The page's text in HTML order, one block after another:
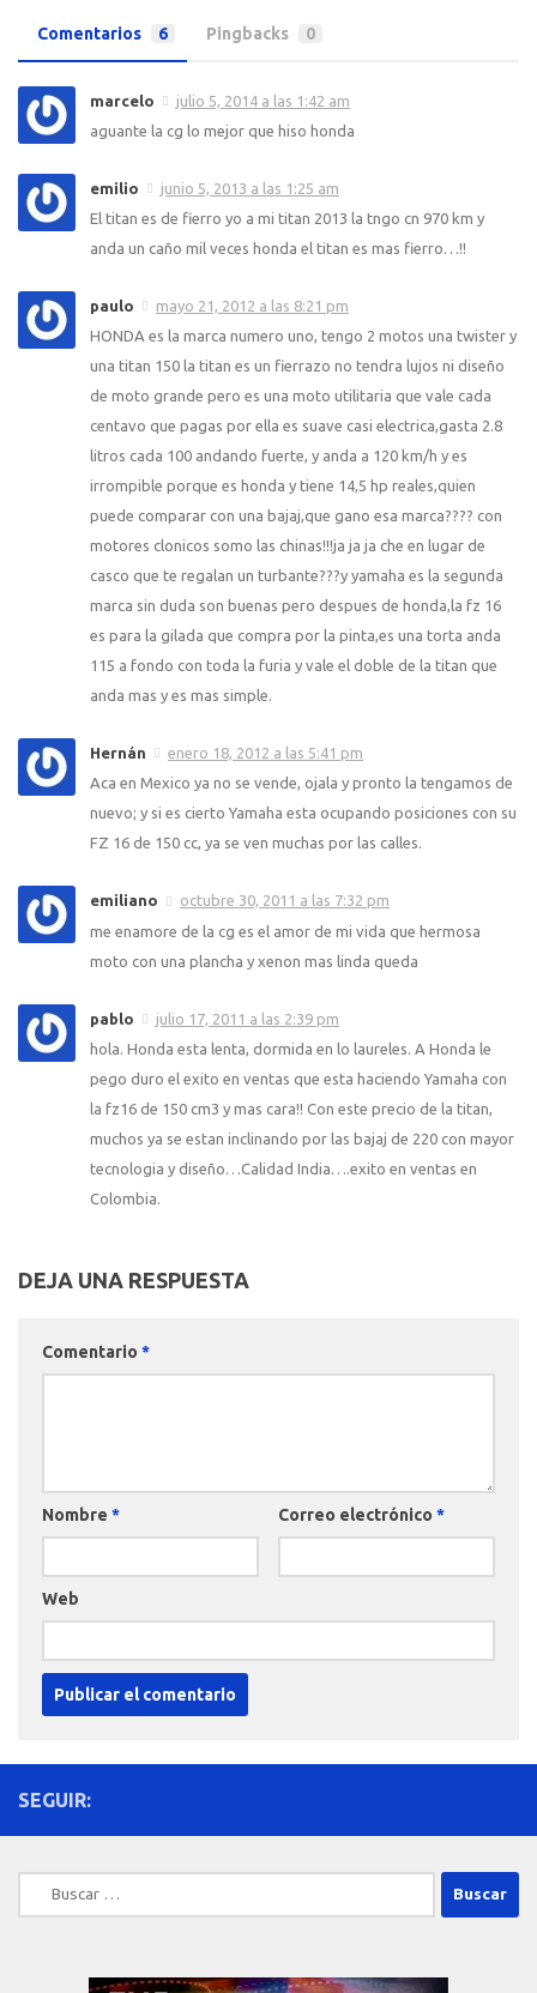
Comentarios 6 Pingbacks 0
marcelo
julio 5, 2014 a las 1:42 am
aguante la cg lo mejor que hiso honda
emilio
junio 5, 2013 a las 1:25 am
El titan es de fierro yo a mi titan 2013 la tngo cn 970 km y
anda un caño mil veces honda el titan es mas fierro…!!
paulo
mayo 21, 2012 a las 8:21 pm
HONDA es la marca numero uno, tengo 2 motos una twister y
una titan 150 la titan es un fierrazo no tendra lujos ni diseño
de moto grande pero es una moto utilitaria que vale cada
centavo que pagas por ella es suave casi electrica,gasta 2.8
litros cada 100 andando fuerte, y anda a 120 km/h y es
irrompible porque es honda y tiene 14,5 hp reales,quien
puede comparar con una bajaj,que gano esa marca???? con
motores clonicos somo las chinas!!!ja ja ja che en lugar de
casco que te regalan un turbante???y yamaha es la segunda
marca sin duda son buenas pero despues de honda,la fz 16
es para la gilada que compra por la pinta,es una torta anda
115 a fondo con toda la furia y vale el doble de la titan que
anda mas y es mas simple.
Hernán
enero 18, 2012 a las 5:41 pm
Aca en Mexico ya no se vende, ojala y pronto la tengamos de
nuevo; y si es cierto Yamaha esta ocupando posiciones con su
FZ 16 de 150 cc, ya se ven muchas por las calles.
emiliano
octubre 30, 2011 a las 7:32 pm
me enamore de la cg es el amor de mi vida que hermosa
moto con una plancha y xenon mas linda queda
pablo
julio 17, 2011 a las 2:39 pm
hola. Honda esta lenta, dormida en lo laureles. A Honda le
pego duro el exito en ventas que esta haciendo Yamaha con
la fz16 de 150 cm3 y mas cara!! Con este precio de la titan,
muchos ya se estan inclinando por las bajaj de 220 con mayor
tecnologia y diseño…Calidad India….exito en ventas en
Colombia.
DEJA UNA RESPUESTA
Comentario *
Nombre * Correo electrónico *
Web
SEGUIR:
Buscar: